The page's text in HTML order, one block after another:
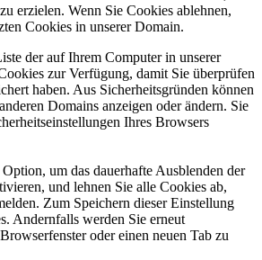
erzielen. Wenn Sie Cookies ablehnen,
Cookies in unserer Domain.
der auf Ihrem Computer in unserer
zur Verfügung, damit Sie überprüfen
haben. Aus Sicherheitsgründen können
Domains anzeigen oder ändern. Sie
Ihres Browsers
um das dauerhafte Ausblenden der
und lehnen Sie alle Cookies ab,
Zum Speichern dieser Einstellung
Andernfalls werden Sie erneut
oder einen neuen Tab zu